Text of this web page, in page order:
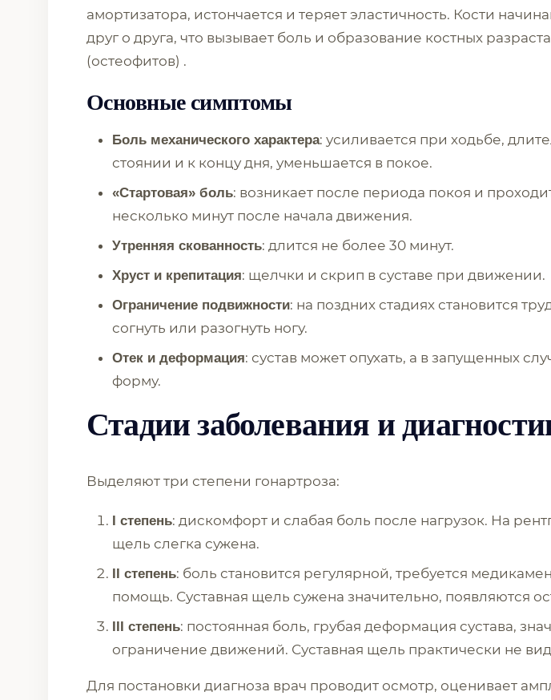
амортизатора, истончается и теряет эластичность. Кости
друг о друга, что вызывает боль и образование костных
(остеофитов) .
Основные симптомы
Боль механического характера: усиливается при ходьбе,
стоянии и к концу дня, уменьшается в покое.
«Стартовая» боль: возникает после периода покоя и
несколько минут после начала движения.
Утренняя скованность: длится не более 30 минут.
Хруст и крепитация: щелчки и скрип в суставе при движении.
Ограничение подвижности: на поздних стадиях становится
согнуть или разогнуть ногу.
Отек и деформация: сустав может опухать, а в запущенных
форму.
Стадии заболевания и
Выделяют три степени гонартроза:
I степень: дискомфорт и слабая боль после нагрузок. На
щель слегка сужена.
II степень: боль становится регулярной, требуется
помощь. Суставная щель сужена значительно, появляются
III степень: постоянная боль, грубая деформация сустава,
ограничение движений. Суставная щель практически не
Для постановки диагноза врач проводит осмотр, оценивает